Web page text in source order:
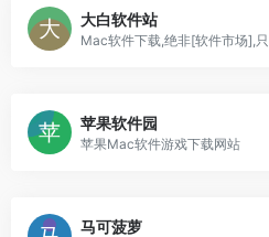
大白软件站
Mac软件下载,绝非[软件市场],只
苹果软件园
苹果Mac软件游戏下载网站
马可菠萝